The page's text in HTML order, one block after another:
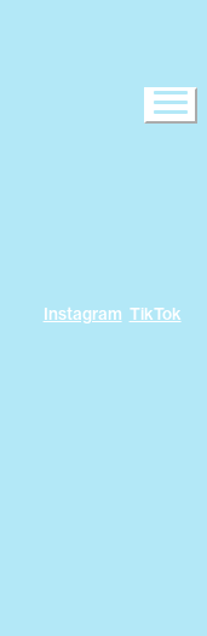
Instagram TikTok